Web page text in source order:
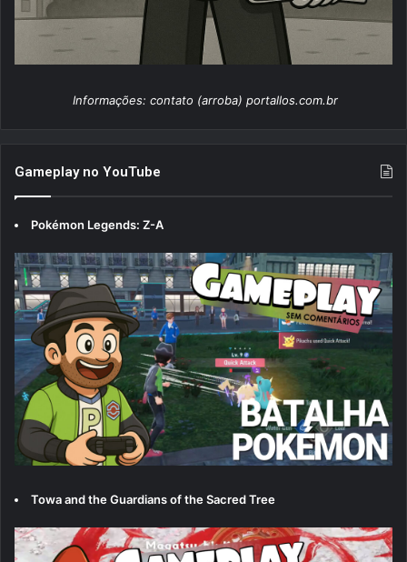
Informações: contato (arroba) portallos.com.br
Gameplay no YouTube
Pokémon Legends: Z-A
Towa and the Guardians of the Sacred Tree